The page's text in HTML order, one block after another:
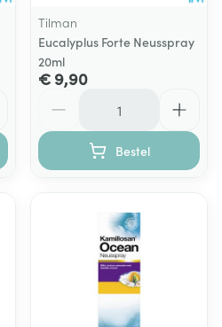
Tilman
Eucalyplus Forte Neusspray
20ml
€ 9,90
Bestel